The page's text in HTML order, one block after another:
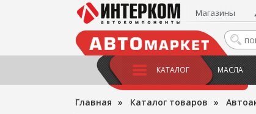
Магазины
КАТАЛОГ МАСЛА
Главная » Каталог товаров »